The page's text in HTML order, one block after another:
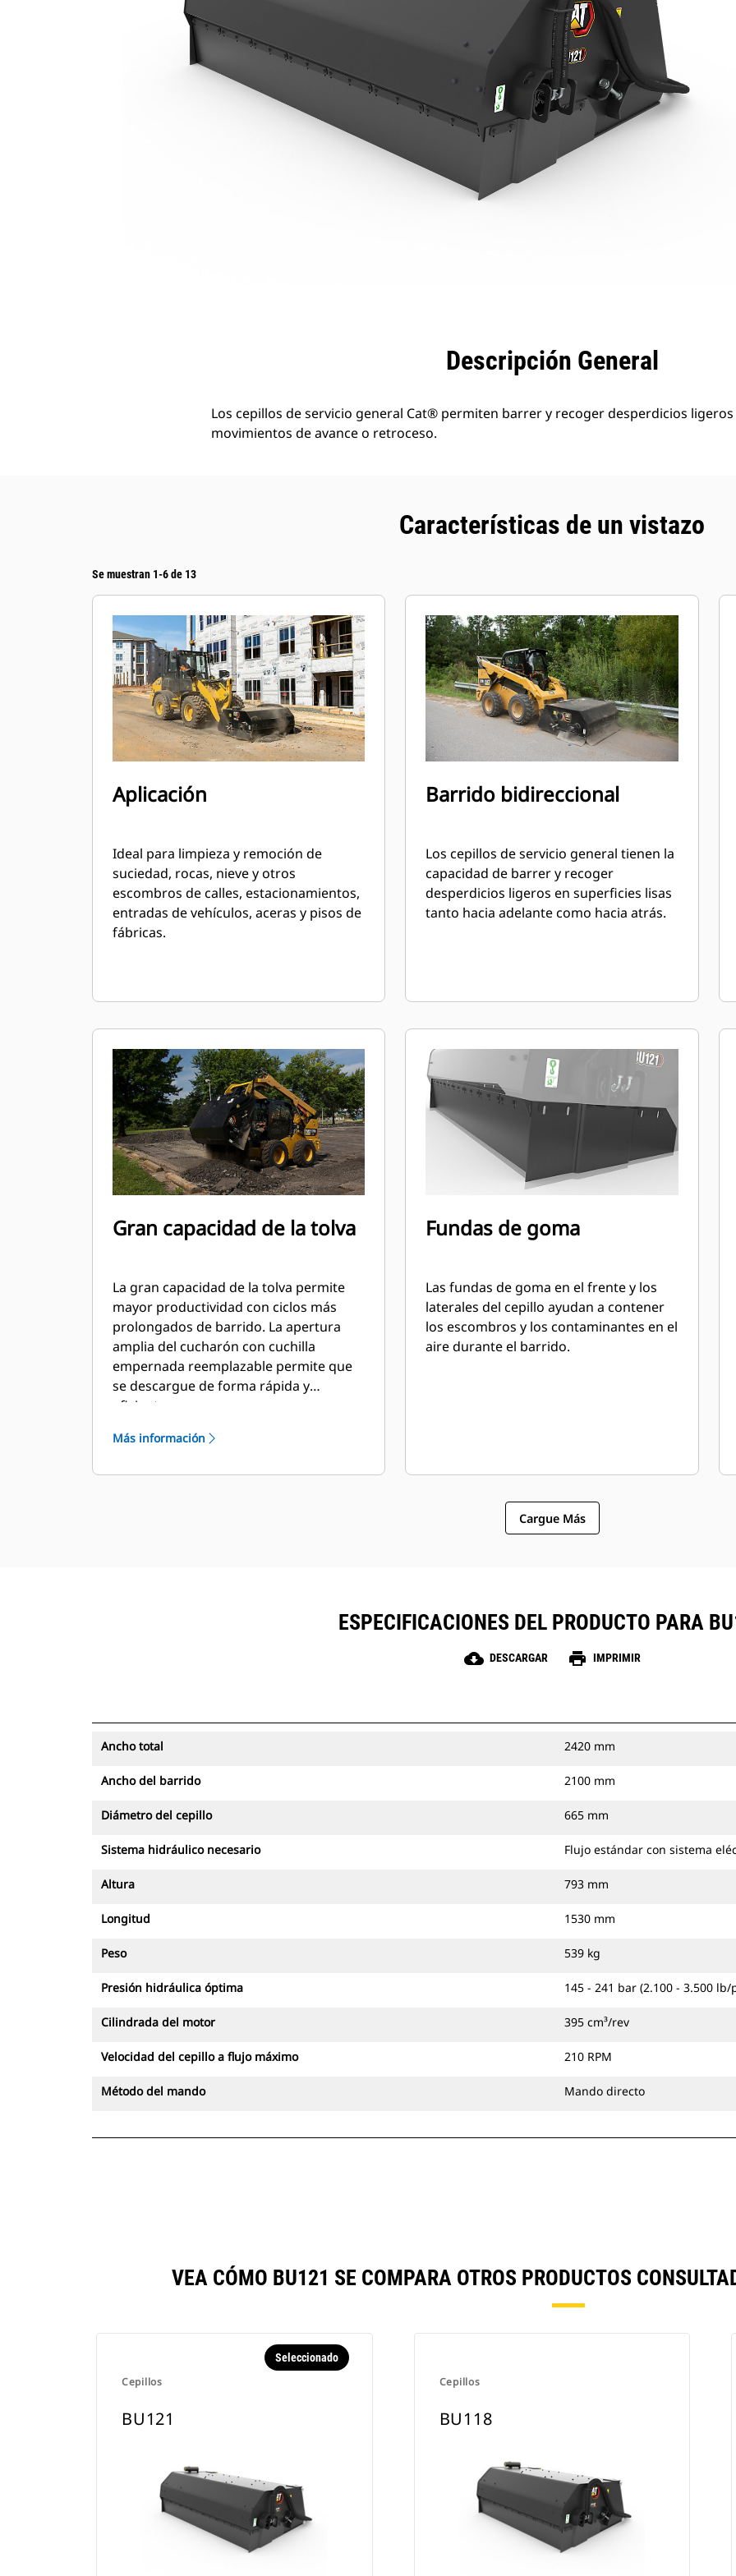
Descripción General
Los cepillos de servicio general Cat® permiten barrer y recoger desperdicios
movimientos de avance o retroceso.
Características de un vistazo
Se muestran 1-6 de 13
Aplicación
Ideal para limpieza y remoción de
suciedad, rocas, nieve y otros
escombros de calles, estacionamientos,
entradas de vehículos, aceras y pisos de
fábricas.
Barrido bidireccional
Los cepillos de servicio general tienen la
capacidad de barrer y recoger
desperdicios ligeros en superficies lisas
tanto hacia adelante como hacia atrás.
Gran capacidad de la tolva
La gran capacidad de la tolva permite
mayor productividad con ciclos más
prolongados de barrido. La apertura
amplia del cucharón con cuchilla
empernada reemplazable permite que
se descargue de forma rápida y
eficiente.
Más información
Fundas de goma
Las fundas de goma en el frente y los
laterales del cepillo ayudan a contener
los escombros y los contaminantes en el
aire durante el barrido.
Cargue Más
ESPECIFICACIONES DEL PRODUCTO PARA
cloud_download DESCARGAR print IMPRIMIR
Ancho total 2420 mm
Ancho del barrido 2100 mm
Diámetro del cepillo 665 mm
Sistema hidráulico necesario Flujo estándar con sistema
Altura 793 mm
Longitud 1530 mm
Peso 539 kg
Presión hidráulica óptima 145 - 241 bar (2.100 - 3.500 lb/
Cilindrada del motor 395 cm³/rev
Velocidad del cepillo a flujo máximo 210 RPM
Método del mando Mando directo
VEA CÓMO BU121 SE COMPARA OTROS PRODUCTOS
Cepillos
Seleccionado
BU121
Cepillos
BU118